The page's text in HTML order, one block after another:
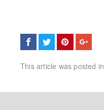
This article was posted in